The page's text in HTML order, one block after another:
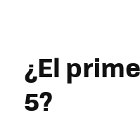
¿El
5?